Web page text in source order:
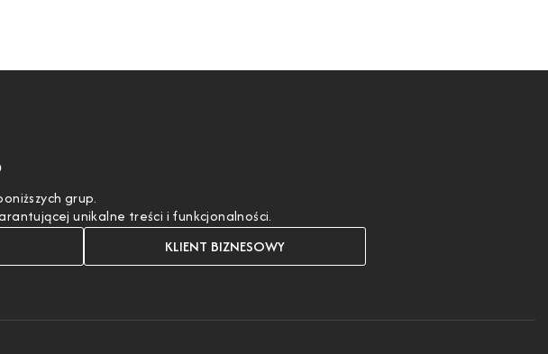
grup.
unikalne treści i funkcjonalności.
KLIENT BIZNESOWY